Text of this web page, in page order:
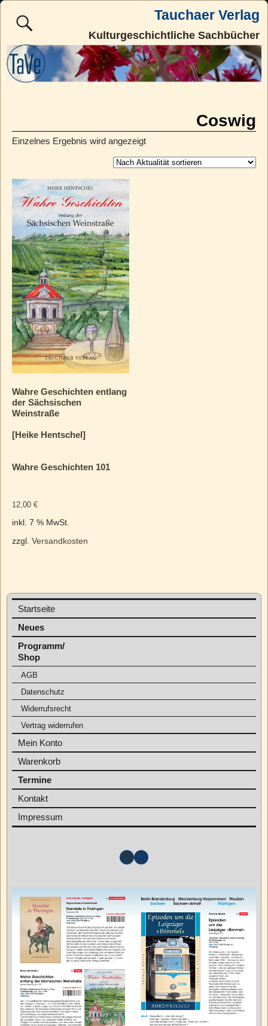
Tauchaer Verlag
Kulturgeschichtliche Sachbücher
Coswig
Einzelnes Ergebnis wird angezeigt
Wahre Geschichten entlang
der Sächsischen
Weinstraße
[Heike Hentschel]
Wahre Geschichten 101
12,00 €
inkl. 7 % MwSt.
zzgl. Versandkosten
Startseite
Neues
Programm/
Shop
AGB
Datenschutz
Widerrufsrecht
Vertrag widerrufen
Mein Konto
Warenkorb
Termine
Kontakt
Impressum